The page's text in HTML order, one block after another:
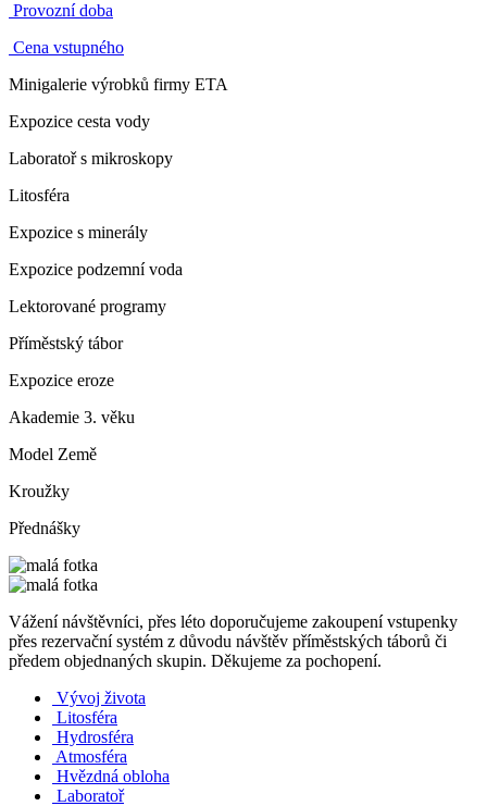
Provozní doba
Cena vstupného
Minigalerie výrobků firmy ETA
Expozice cesta vody
Laboratoř s mikroskopy
Litosféra
Expozice s minerály
Expozice podzemní voda
Lektorované programy
Příměstský tábor
Expozice eroze
Akademie 3. věku
Model Země
Kroužky
Přednášky
Vážení návštěvníci, přes léto doporučujeme zakoupení vstupenky
přes rezervační systém z důvodu návštěv příměstských táborů či
předem objednaných skupin. Děkujeme za pochopení.
Vývoj života
Litosféra
Hydrosféra
Atmosféra
Hvězdná obloha
Laboratoř